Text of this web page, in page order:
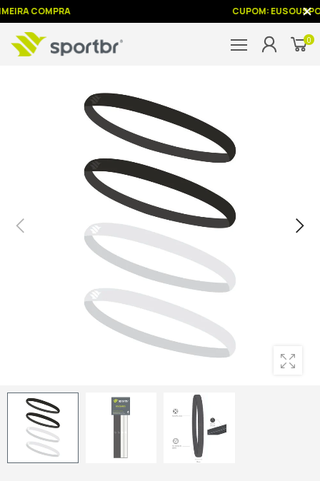
COMPRA CUPOM:
0